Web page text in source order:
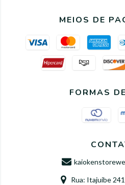
MEIOS DE
FORMAS
Rua: Itajuibe